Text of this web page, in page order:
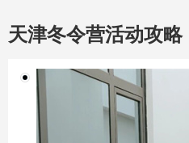
天津冬令营活动攻略